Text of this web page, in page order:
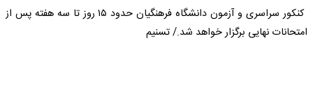
کنکور سراسری و آزمون دانشگاه فرهنگیان حدود ۱۵ روز تا سه هفته پس از
امتحانات نهایی برگزار خواهد شد./ تسنیم